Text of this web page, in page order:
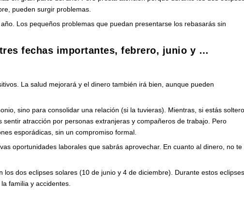
pueden surgir problemas.
Los pequeños problemas que puedan presentarse los rebasarás sin
fechas importantes, febrero, junio y …
La salud mejorará y el dinero también irá bien, aunque pueden
sino para consolidar una relación (si la tuvieras). Mientras, si estás
atracción por personas extranjeras y compañeros de trabajo. Pero
esporádicas, sin un compromiso formal.
oportunidades laborales que sabrás aprovechar. En cuanto al dinero, no te
los dos eclipses solares (10 de junio y 4 de diciembre). Durante estos
familia y accidentes.